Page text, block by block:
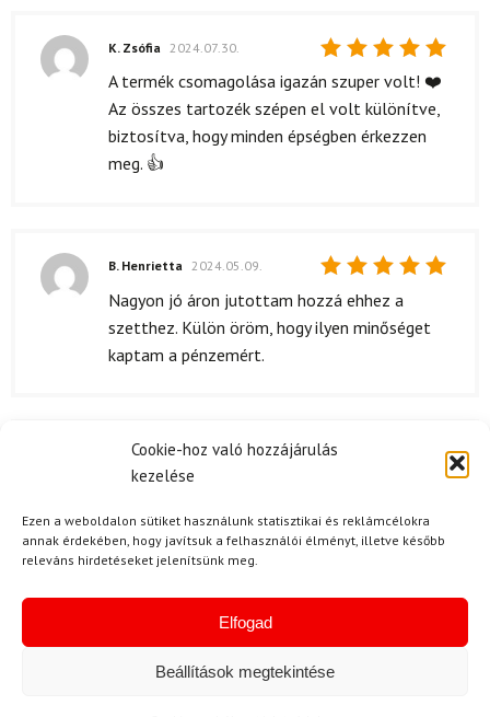
Cookie-hoz való hozzájárulás
kezelése
Ezen a weboldalon sütiket használunk statisztikai és reklámcélokra
annak érdekében, hogy javítsuk a felhasználói élményt, illetve később
releváns hirdetéseket jelenítsünk meg.
Elfogad
Beállítások megtekintése
Értékelés:
/ 5
K. Zsófia 2024.07.30.
A termék csomagolása igazán szuper volt! ❤️
Az összes tartozék szépen el volt különítve,
biztosítva, hogy minden épségben érkezzen
meg. 👍
Értékelés:
B. Henrietta 2024.05.09.
Nagyon jó áron jutottam hozzá ehhez a
szetthez. Külön öröm, hogy ilyen minőséget
kaptam a pénzemért.
K. Imre 2024.05.08.
nem volt elég figyelmes, mert nem értesített,
mikor hozta. Ennek ellenére a síkészlet
remekül működik, és minden más rendben van.
2024.02.09.